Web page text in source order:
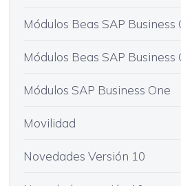
Módulos Beas SAP Business
Módulos Beas SAP Business
Módulos SAP Business One
Movilidad
Novedades Versión 10